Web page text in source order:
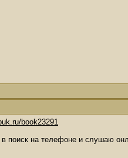
book23291
поиск на телефоне и слушаю